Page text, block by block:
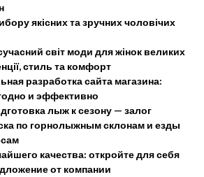
якісних та зручних чоловічих
світ моди для жінок великих
стиль та комфорт
разработка сайта магазина:
и эффективно
лыж к сезону — залог
по горнолыжным склонам и езды
качества: откройте для себя
от компании